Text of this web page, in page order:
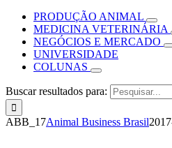
PRODUÇÃO ANIMAL
MEDICINA VETERINÁRIA
NEGÓCIOS E MERCADO
UNIVERSIDADE
COLUNAS
Buscar resultados para:
ABB_17Animal Business Brasil